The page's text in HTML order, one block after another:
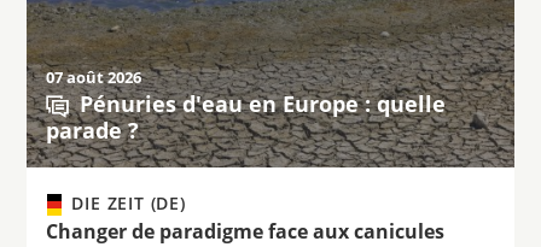
07 août 2026
Pénuries d'eau en Europe : quelle
parade ?
DIE ZEIT (DE)
Changer de paradigme face aux canicules